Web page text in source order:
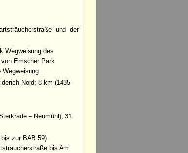
und der
Wegweisung des
Emscher Park
Wegweisung
Nord; 8 km (1435
– Neumühl), 31.
zur BAB 59)
bis Am